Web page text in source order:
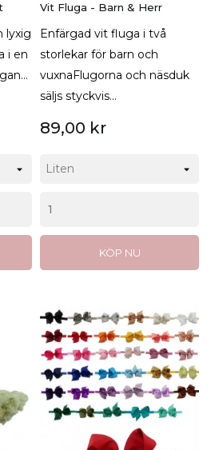
lyxig
i en
Vit Fluga - Barn & Herr
Enfärgad vit fluga i två
storlekar för barn och
vuxnaFlugorna och näsduk
säljs styckvis...
89,00 kr
KÖP NU